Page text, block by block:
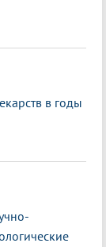
в годы